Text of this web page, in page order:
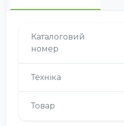
Каталоговий
номер
Техніка
Товар